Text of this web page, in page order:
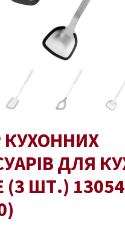
КУХОННИХ
ДЛЯ
(3 ШТ.)